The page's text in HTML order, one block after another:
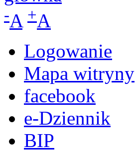
-A +A
Logowanie
Mapa witryny
facebook
e-Dziennik
BIP